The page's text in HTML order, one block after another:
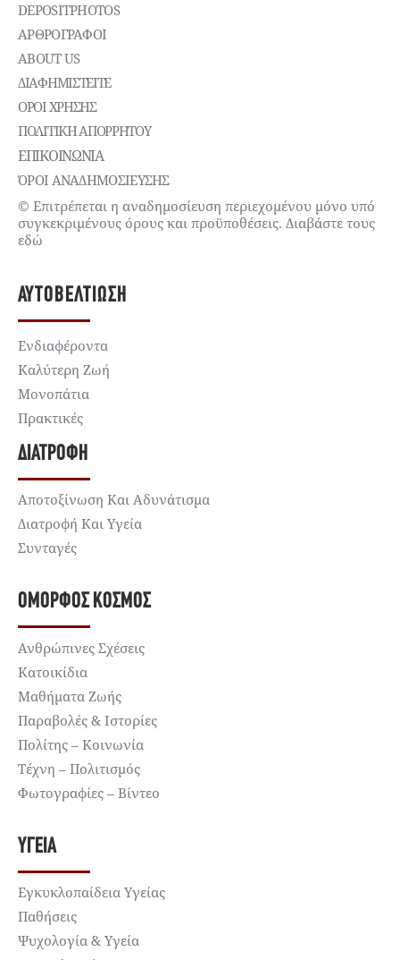
DEPOSITPHOTOS
ΑΡΘΡΟΓΡΑΦΟΙ
ABOUT US
ΔΙΑΦΗΜΙΣΤΕΊΤΕ
ΌΡΟΙ ΧΡΉΣΗΣ
ΠΟΛΙΤΙΚΉ ΑΠΟΡΡΉΤΟΥ
ΕΠΙΚΟΙΝΩΝΊΑ
ΌΡΟΙ ΑΝΑΔΗΜΟΣΙΕΥΣΗΣ
© Επιτρέπεται η αναδημοσίευση περιεχομένου μόνο υπό
συγκεκριμένους όρους και προϋποθέσεις. Διαβάστε τους
εδώ
ΑΥΤΟΒΕΛΤΊΩΣΗ
Ενδιαφέροντα
Καλύτερη Ζωή
Μονοπάτια
Πρακτικές
ΔΙΑΤΡΟΦΉ
Αποτοξίνωση Και Αδυνάτισμα
Διατροφή Και Υγεία
Συνταγές
ΌΜΟΡΦΟΣ ΚΌΣΜΟΣ
Ανθρώπινες Σχέσεις
Κατοικίδια
Μαθήματα Ζωής
Παραβολές & Ιστορίες
Πολίτης – Κοινωνία
Τέχνη – Πολιτισμός
Φωτογραφίες – Βίντεο
ΥΓΕΊΑ
Εγκυκλοπαίδεια Υγείας
Παθήσεις
Ψυχολογία & Υγεία